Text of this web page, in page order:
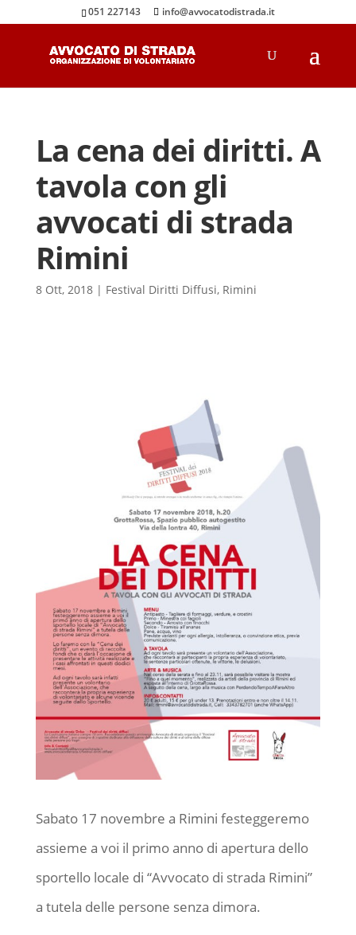
051 227143 info@avvocatodistrada.it
La cena dei diritti. A
tavola con gli
avvocati di strada
Rimini
8 Ott, 2018| Festival Diritti Diffusi, Rimini
Sabato 17 novembre a Rimini festeggeremo
assieme a voi il primo anno di apertura dello
sportello locale di “Avvocato di strada Rimini”
a tutela delle persone senza dimora.